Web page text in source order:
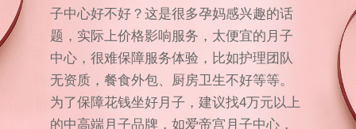
子中心好不好？这是很多孕妈感兴趣的话
题，实际上价格影响服务，太便宜的月子
中心，很难保障服务体验，比如护理团队
无资质，餐食外包、厨房卫生不好等等。
为了保障花钱坐好月子，建议找4万元以上
的中高端月子品牌，如爱帝宫月子中心，